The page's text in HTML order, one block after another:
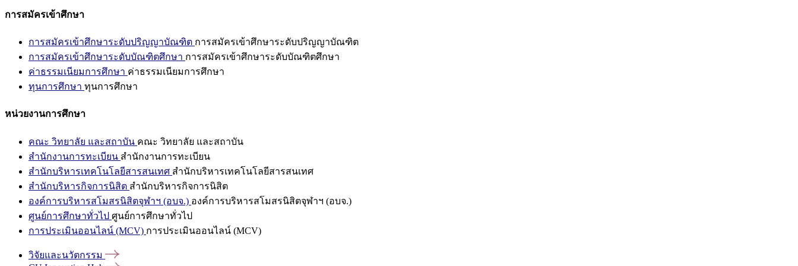
การสมัครเข้าศึกษา
การสมัครเข้าศึกษาระดับปริญญาบัณฑิต การสมัครเข้าศึกษาระดับปริญญาบัณฑิต
การสมัครเข้าศึกษาระดับบัณฑิตศึกษา การสมัครเข้าศึกษาระดับบัณฑิตศึกษา
ค่าธรรมเนียมการศึกษา ค่าธรรมเนียมการศึกษา
ทุนการศึกษา ทุนการศึกษา
หน่วยงานการศึกษา
คณะ วิทยาลัย และสถาบัน คณะ วิทยาลัย และสถาบัน
สำนักงานการทะเบียน สำนักงานการทะเบียน
สำนักบริหารเทคโนโลยีสารสนเทศ สำนักบริหารเทคโนโลยีสารสนเทศ
สำนักบริหารกิจการนิสิต สำนักบริหารกิจการนิสิต
องค์การบริหารสโมสรนิสิตจุฬาฯ (อบจ.) องค์การบริหารสโมสรนิสิตจุฬาฯ (อบจ.)
ศูนย์การศึกษาทั่วไป ศูนย์การศึกษาทั่วไป
การประเมินออนไลน์ (MCV) การประเมินออนไลน์ (MCV)
วิจัยและนวัตกรรม